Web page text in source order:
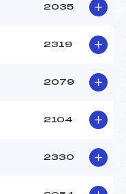
2035
2319
2079
2104
2330